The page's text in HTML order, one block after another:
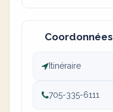
Coordonnées
Itinéraire
705-335-6111